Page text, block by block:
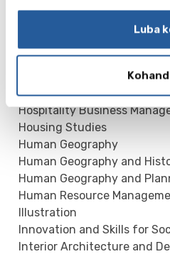
Luba
Geography and
Health and Society
History and Media
Hospitality Business
Housing Studies
Human Geography
Human Geography and
Human Geography and
Human Resource
Illustration
Innovation and Skills for
Interior Architecture and